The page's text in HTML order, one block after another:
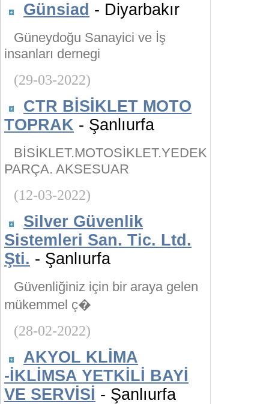
Günsiad - Diyarbakır
Güneydoğu Sanayici ve İş
insanları dernegi
(29-03-2022)
CTR BİSİKLET MOTO
TOPRAK - Şanlıurfa
BİSİKLET.MOTOSİKLET.YEDEK
PARÇA. AKSESUAR
(12-03-2022)
Silver Güvenlik
Sistemleri San. Tic. Ltd.
Şti. - Şanlıurfa
Güvenliğiniz için bir araya gelen
mükemmel ç�
(28-02-2022)
AKYOL KLİMA
-İKLİMSA YETKİLİ BAYİ
VE SERVİSİ - Şanlıurfa